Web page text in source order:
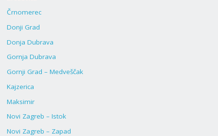
Črnomerec
Donji Grad
Donja Dubrava
Gornja Dubrava
Gornji Grad – Medveščak
Kajzerica
Maksimir
Novi Zagreb – Istok
Novi Zagreb – Zapad